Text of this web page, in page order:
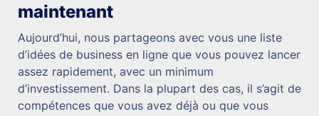
maintenant
Aujourd’hui, nous partageons avec vous une liste
d’idées de business en ligne que vous pouvez lancer
assez rapidement, avec un minimum
d’investissement. Dans la plupart des cas, il s’agit de
compétences que vous avez déjà ou que vous